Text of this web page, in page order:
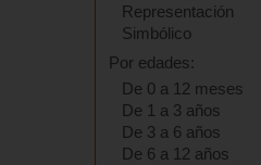
Representación
Simbólico
Por edades:
De 0 a 12 meses
De 1 a 3 años
De 3 a 6 años
De 6 a 12 años